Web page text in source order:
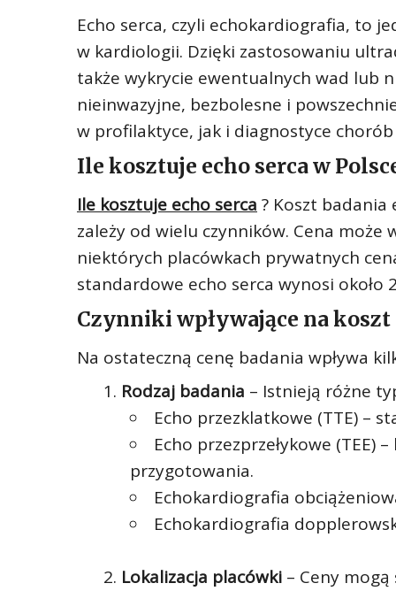
Echo serca, czyli echokardiografia, to
w kardiologii. Dzięki zastosowaniu
także wykrycie ewentualnych wad lub
nieinwazyjne, bezbolesne i
w profilaktyce, jak i diagnostyce chorób
Ile kosztuje echo serca w
Ile kosztuje echo serca ? Koszt
zależy od wielu czynników. Cena może
niektórych placówkach prywatnych
standardowe echo serca wynosi około
Czynniki wpływające na koszt
Na ostateczną cenę badania wpływa
Rodzaj badania – Istnieją różne
Echo przezklatkowe (TTE) –
Echo przezprzełykowe (TEE)
przygotowania.
Echokardiografia
Echokardiografia
Lokalizacja placówki – Ceny